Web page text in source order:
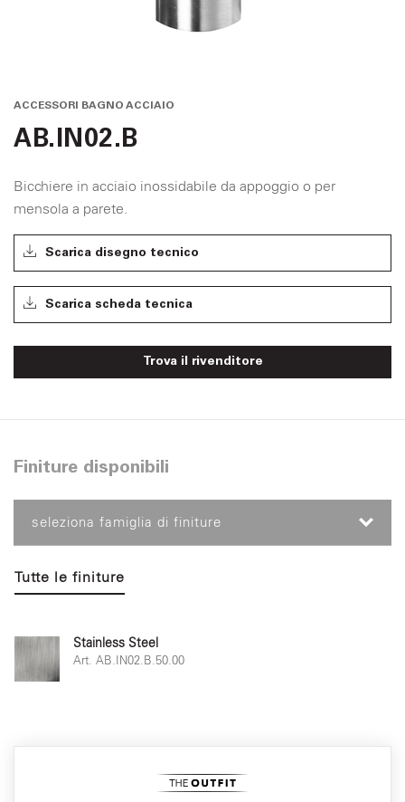
ACCESSORI BAGNO ACCIAIO
AB.IN02.B
Bicchiere in acciaio inossidabile da appoggio o per
mensola a parete.
Scarica disegno tecnico
Scarica scheda tecnica
Trova il rivenditore
Finiture disponibili
seleziona famiglia di finiture
Tutte le finiture
Stainless Steel
Art. AB.IN02.B.50.00